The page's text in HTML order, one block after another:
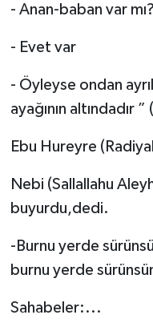
- Anan-baban var
- Evet var
- Öyleyse ondan
ayağının altındadır
Ebu Hureyre
Nebi (Sallallahu
buyurdu,dedi.
-Burnu yerde
burnu yerde
Sahabeler:...